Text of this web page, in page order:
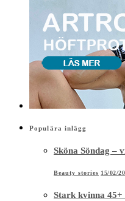
Populära inlägg
Sköna Söndag –
Beauty stories 15/02/
Stark kvinna